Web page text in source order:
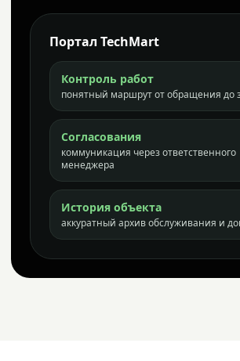
Портал TechMart
Контроль работ
понятный маршрут от обращения до
Согласования
коммуникация через ответственного
менеджера
История объекта
аккуратный архив обслуживания и